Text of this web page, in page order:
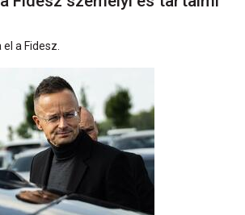
a Fidesz.